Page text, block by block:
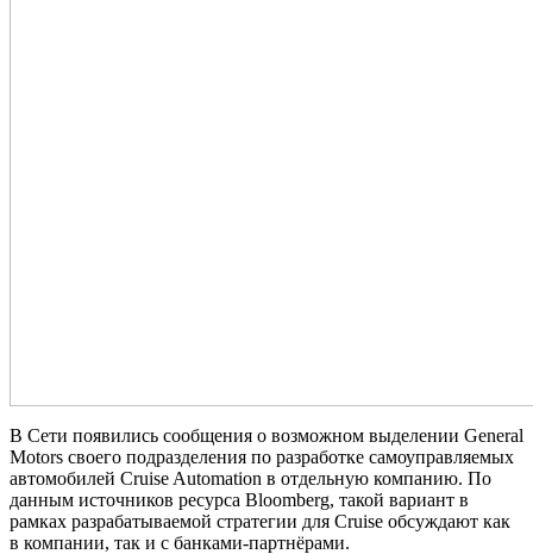
В Сети появились сообщения о возможном выделении General
Motors своего подразделения по разработке самоуправляемых
автомобилей Cruise Automation в отдельную компанию. По
данным источников ресурса Bloomberg, такой вариант в
рамках разрабатываемой стратегии для Cruise обсуждают как
в компании, так и с банками-партнёрами.